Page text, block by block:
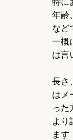
年齢
など
一概
は言
長さ
はメ
った
より
ます